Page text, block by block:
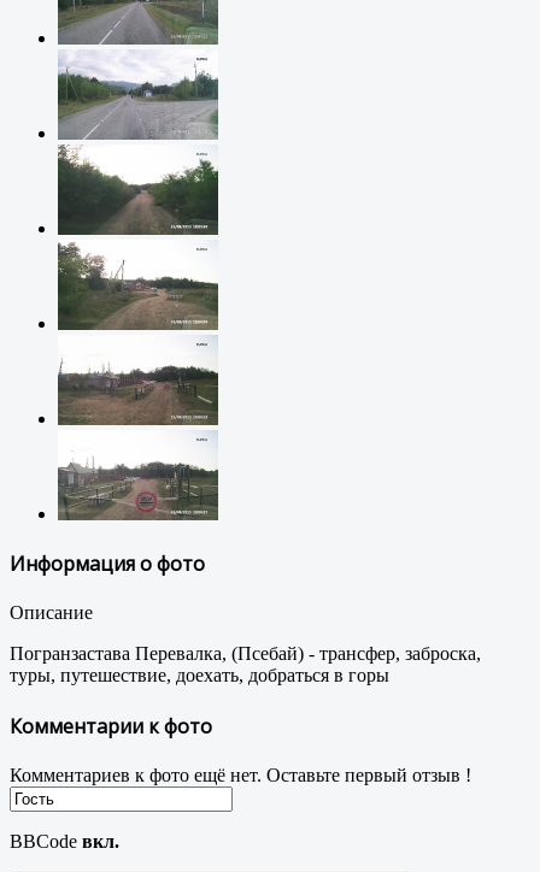
Информация о фото
Описание
Погранзастава Перевалка, (Псебай) - трансфер, заброска,
туры, путешествие, доехать, добраться в горы
Комментарии к фото
Комментариев к фото ещё нет. Оставьте первый отзыв !
BBCode вкл.